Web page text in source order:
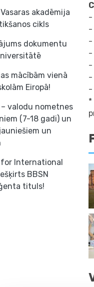
akadēmija
cikls
dokumentu
mācībām vienā
Eiropā!
valodu nometnes
(7-18 gadi) un
un
International
BBSN
tituls!
-
-
-
-
-
-
-
*